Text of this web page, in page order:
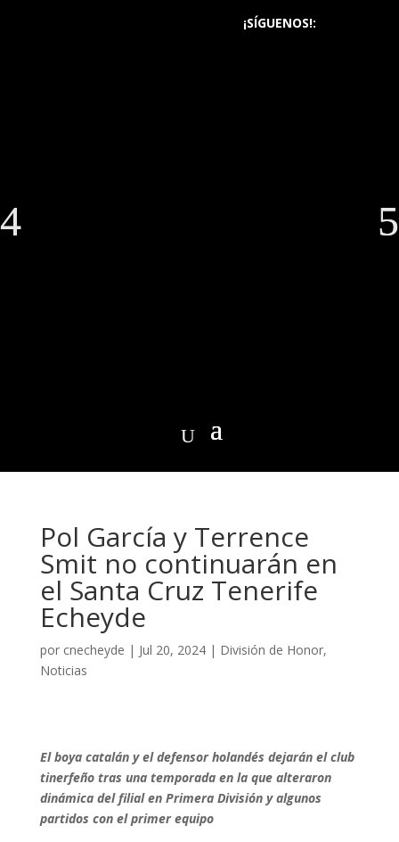
¡SÍGUENOS!:
Pol García y Terrence
Smit no continuarán en
el Santa Cruz Tenerife
Echeyde
por cnecheyde | Jul 20, 2024| División de Honor,
Noticias
El boya catalán y el defensor holandés dejarán el club
tinerfeño tras una temporada en la que alteraron
dinámica del filial en Primera División y algunos
partidos con el primer equipo